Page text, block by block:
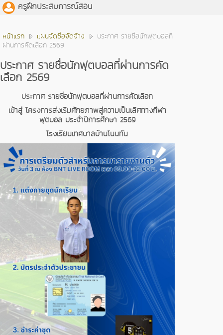
ครูฝึกประสบการณ์สอน
หน้าแรก แผนจัดซื้อจัดจ้าง
ประกาศ รายชื่อนักฟุตบอลที่
ผ่านการคัดเลือก 2569
ประกาศ รายชื่อนักฟุตบอลที่ผ่านการคัด
เลือก 2569
ประกาศ รายชื่อนักฟุตบอลที่ผ่านการคัดเลือก
เข้าสู่ โครงการส่งเริมศักยภาพสู่ความเป็นเลิศทางกีฬา
ฟุตบอล ประจำปีการศึกษา 2569
โรงเรียนเทศบาลบ้านโนนทัน